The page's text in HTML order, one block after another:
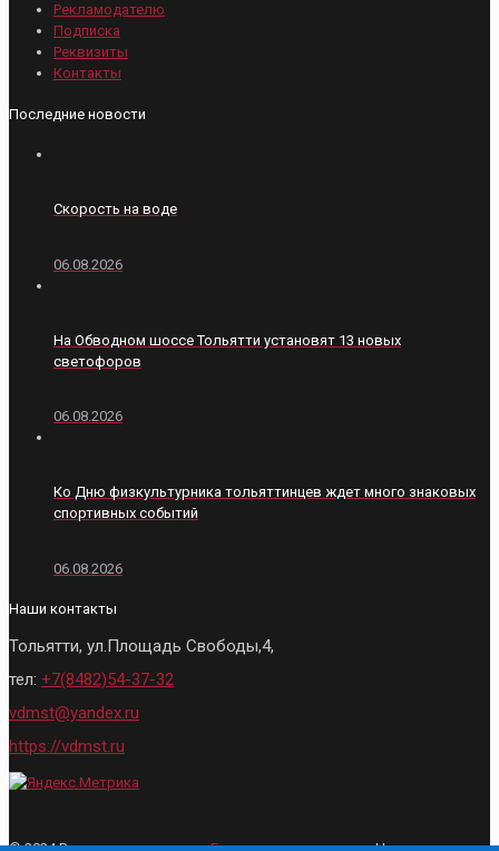
Рекламодателю
Подписка
Реквизиты
Контакты
Последние новости
Скорость на воде
06.08.2026
На Обводном шоссе Тольятти установят 13 новых
светофоров
06.08.2026
Ко Дню физкультурника тольяттинцев ждет много знаковых
спортивных событий
06.08.2026
Наши контакты
Тольятти, ул.Площадь Свободы,4,
тел: +7(8482)54-37-32
vdmst@yandex.ru
https://vdmst.ru